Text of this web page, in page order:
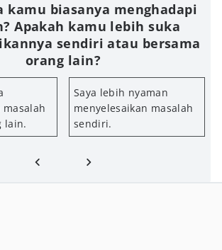
kamu biasanya menghadapi
Apakah kamu lebih suka
sendiri atau bersama
orang lain?
masalah
lain.
Saya lebih nyaman
menyelesaikan masalah
sendiri.